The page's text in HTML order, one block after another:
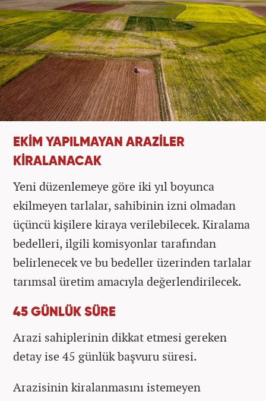
EKİM YAPILMAYAN ARAZİLER
KİRALANACAK
Yeni düzenlemeye göre iki yıl boyunca
ekilmeyen tarlalar, sahibinin izni olmadan
üçüncü kişilere kiraya verilebilecek. Kiralama
bedelleri, ilgili komisyonlar tarafından
belirlenecek ve bu bedeller üzerinden tarlalar
tarımsal üretim amacıyla değerlendirilecek.
45 GÜNLÜK SÜRE
Arazi sahiplerinin dikkat etmesi gereken
detay ise 45 günlük başvuru süresi.
Arazisinin kiralanmasını istemeyen